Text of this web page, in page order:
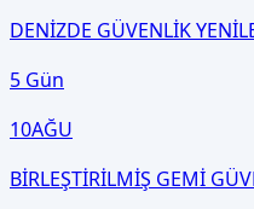
DENİZDE GÜVENLİK
5 Gün
10AĞU
BİRLEŞTİRİLMİŞ GEMİ